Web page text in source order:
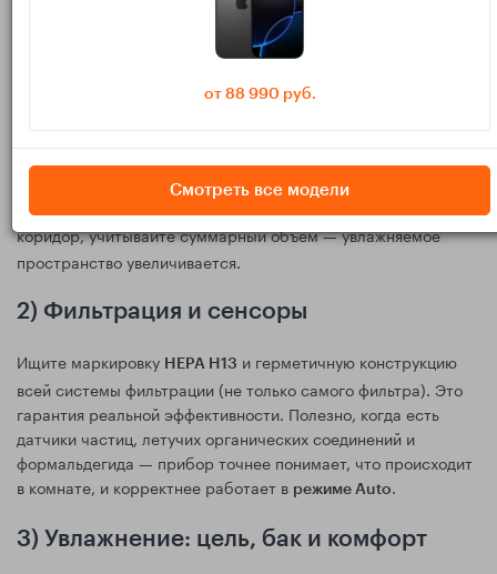
Для спальни и детской до ~20 м² обычно достаточно
среднего режима и умеренной цели по влажности (45–50%).
Для кухни‑гостиной 25–35 м² рассчитывайте на более
а не в углу.
Если двери открыты и помещение «перетекает» в
коридор, учитывайте суммарный объем — увлажняемое
пространство увеличивается.
2) Фильтрация и сенсоры
Ищите маркировку HEPA H13 и герметичную конструкцию
всей системы фильтрации (не только самого фильтра). Это
гарантия реальной эффективности. Полезно, когда есть
датчики частиц, летучих органических соединений и
формальдегида — прибор точнее понимает, что происходит
в комнате, и корректнее работает в режиме Auto.
3) Увлажнение: цель, бак и комфорт
от 88 990 руб.
Смотреть все модели